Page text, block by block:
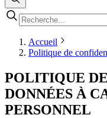
Accueil
Politique de
POLITIQUE
DONNÉES À
PERSONNEL